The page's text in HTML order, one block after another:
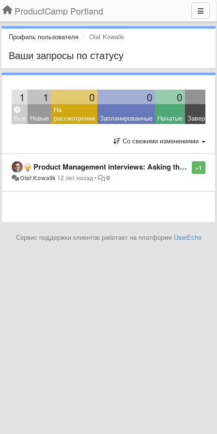
ProductCamp Portland
Профиль пользователя Olaf Kowalik
Ваши запросы по статусу
1 1 0 0 0
Все Новые
На
рассмотрении Запланированные Начатые
Со свежими изменениями
+1
Product Management interviews: Asking the right questions and giving great answers
Olaf Kowalik 12 лет назад• 0
Сервис поддержки клиентов работает на платформе UserEcho